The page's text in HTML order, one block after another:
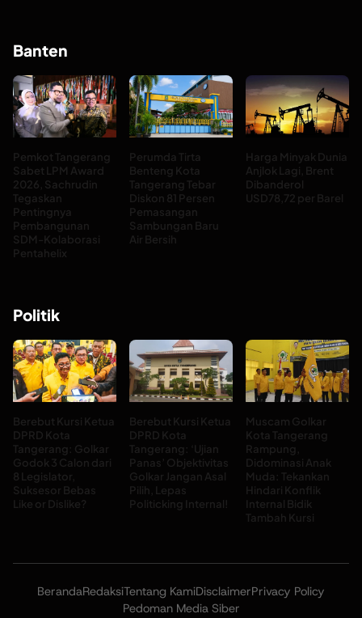
Banten
Pemkot Tangerang
Sabet LPM Award
2026, Sachrudin
Tegaskan
Pentingnya
Pembangunan
SDM-Kolaborasi
Pentahelix
Perumda Tirta
Benteng Kota
Tangerang Tebar
Diskon 81 Persen
Pemasangan
Sambungan Baru
Air Bersih
Harga Minyak Dunia
Anjlok Lagi, Brent
Dibanderol
USD78,72 per Barel
Politik
Berebut Kursi Ketua
DPRD Kota
Tangerang: Golkar
Godok 3 Calon dari
8 Legislator,
Suksesor Bebas
Like or Dislike?
Berebut Kursi Ketua
DPRD Kota
Tangerang: ‘Ujian
Panas’ Objektivitas
Golkar Jangan Asal
Pilih, Lepas
Politicking Internal!
Muscam Golkar
Kota Tangerang
Rampung,
Didominasi Anak
Muda: Tekankan
Hindari Konflik
Internal Bidik
Tambah Kursi
BerandaRedaksiTentang KamiDisclaimerPrivacy Policy
Pedoman Media Siber